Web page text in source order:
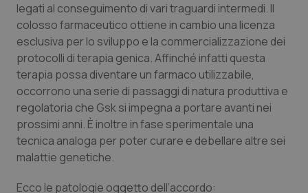
Calabria
Campania
Emilia-Romagna
Friuli Venezia Giulia
Asma & BPCO
Car-T
Colesterolo & coronaropatie
Dermatite Atopica
legati al conseguimento di vari traguardi intermedi. Il
colosso farmaceutico ottiene in cambio una licenza
esclusiva per lo sviluppo e la commercializzazione dei
protocolli di terapia genica. Affinché infatti questa
terapia possa diventare un farmaco utilizzabile,
occorrono una serie di passaggi di natura produttiva e
regolatoria che Gsk si impegna a portare avanti nei
prossimi anni. È inoltre in fase sperimentale una
tecnica analoga per poter curare e debellare altre sei
malattie genetiche.
Ecco le patologie oggetto dell’accordo: